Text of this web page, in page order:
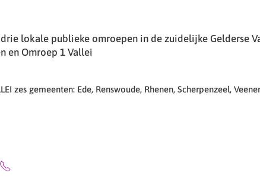
lokale publieke omroepen in de zuidelijke Gelderse
en Omroep 1 Vallei
zes gemeenten: Ede, Renswoude, Rhenen, Scherpenzeel,